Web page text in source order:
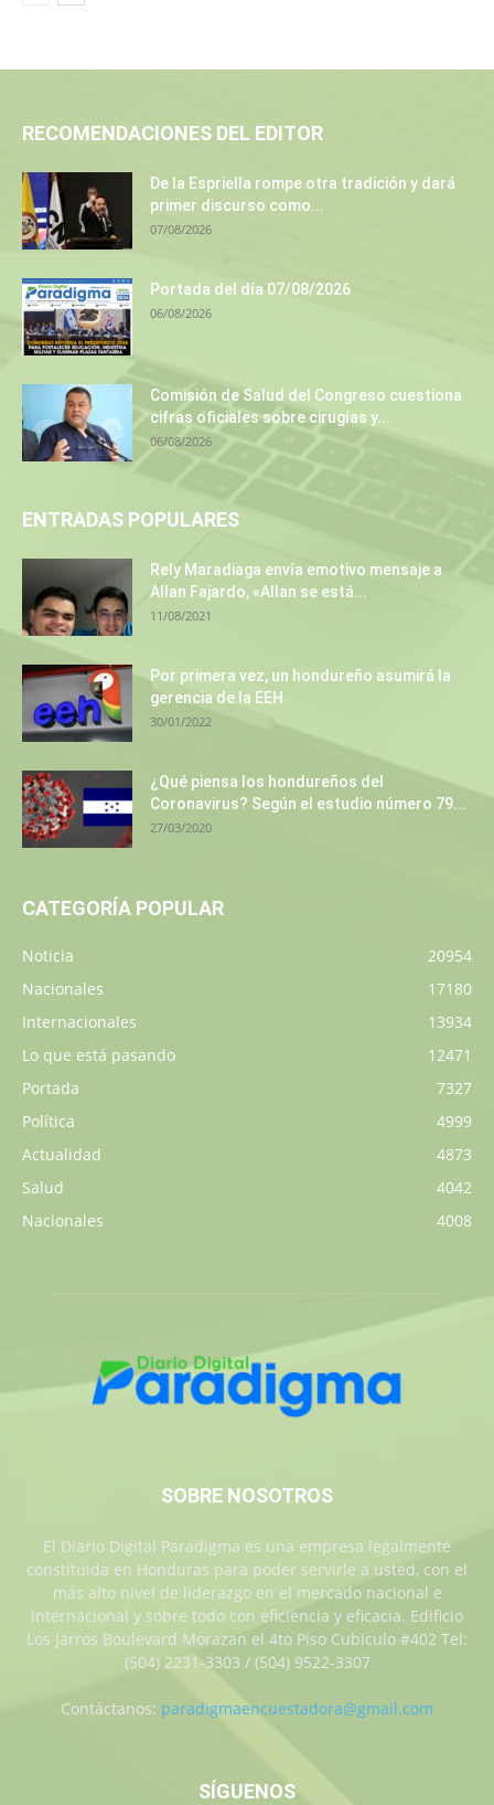
RECOMENDACIONES DEL EDITOR
De la Espriella rompe otra tradición y dará
primer discurso como...
07/08/2026
Portada del día 07/08/2026
06/08/2026
Comisión de Salud del Congreso cuestiona
cifras oficiales sobre cirugías y...
06/08/2026
ENTRADAS POPULARES
Rely Maradiaga envía emotivo mensaje a
Allan Fajardo, «Allan se está...
11/08/2021
Por primera vez, un hondureño asumirá la
gerencia de la EEH
30/01/2022
¿Qué piensa los hondureños del
Coronavirus? Según el estudio número 79...
27/03/2020
CATEGORÍA POPULAR
Noticia
20954
Nacionales
17180
Internacionales
13934
Lo que está pasando
12471
Portada
7327
Política
4999
Actualidad
4873
Salud
4042
Nacionales
4008
SOBRE NOSOTROS
El Diario Digital Paradigma es una empresa legalmente
constituida en Honduras para poder servirle a usted, con el
más alto nivel de liderazgo en el mercado nacional e
internacional y sobre todo con eficiencia y eficacia. Edificio
Los Jarros Boulevard Morazan el 4to Piso Cubiculo #402 Tel:
(504) 2231-3303 / (504) 9522-3307
Contáctanos: paradigmaencuestadora@gmail.com
SÍGUENOS